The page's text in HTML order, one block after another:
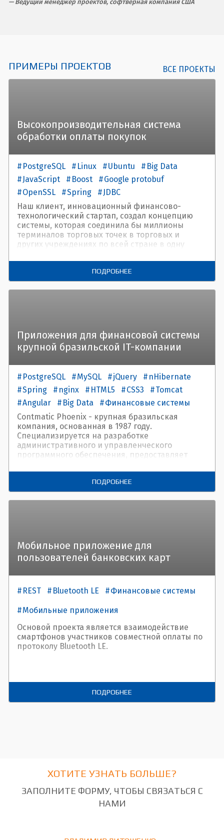
Ведущий менеджер проектов, софтверная компания США
ПРИМЕРЫ ПРОЕКТОВ ВСЕ ПРОЕКТЫ
Высокопроизводительная система
обработки оплаты покупок
PostgreSQL Linux Ubuntu
Big Data
JavaScript
Boost
Google protobuf
OpenSSL
Spring
JDBC
Crypto Pro JCP/JTLS
Jetty REST
JSON
Apache Thrift
Redis Zabbix C++
nginx
Java
PHP
Наш клиент, инновационный финансово-
технологический стартап, создал концепцию
системы, которая соединила бы миллионы
терминалов торговых точек в торговых и
других учреждениях по всей стране в одну
отслеживать, записывать, хранить,
анализировать и визуализировать данные
операций с наличными. Этот массив данных
может использовать их для различных целей:
ПОДРОБНЕЕ
Приложения для финансовой системы
крупной бразильской IT-компании
PostgreSQL MySQL jQuery
nHibernate
Spring
nginx HTML5 CSS3
Tomcat
Angular
Big Data
Финансовые системы
Contmatic Phoenix - крупная бразильская
компания, основанная в 1987 году.
Специализируется на разработке
административного и управленческого
программного обеспечения, предоставляет
налогового и управленческого учета.
ПОДРОБНЕЕ
Мобильное приложение для
пользователей банковских карт
REST Bluetooth LE Финансовые системы
Мобильные приложения
Основой проекта является взаимодействие
смартфонов участников совместной оплаты по
протоколу Bluetooth LE.
ПОДРОБНЕЕ
ХОТИТЕ УЗНАТЬ БОЛЬШЕ?
ЗАПОЛНИТЕ ФОРМУ, ЧТОБЫ СВЯЗАТЬСЯ С
НАМИ